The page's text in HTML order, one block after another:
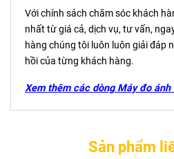
Với chính sách chăm sóc khách
nhất từ giá cả, dịch vụ, tư vấn,
hàng chúng tôi luôn luôn giải đáp
hồi của từng khách hàng.
Xem thêm các dòng Máy đo ánh
Sản phẩm